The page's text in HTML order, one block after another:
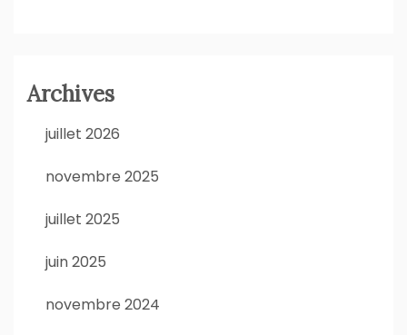
Archives
juillet 2026
novembre 2025
juillet 2025
juin 2025
novembre 2024